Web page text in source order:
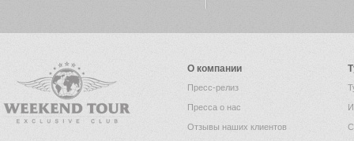
О компании
Пресс-релиз
Пресса о нас
Отзывы наших клиентов